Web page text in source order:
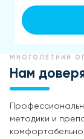
МНОГОЛЕТНИЙ
Нам
методики и